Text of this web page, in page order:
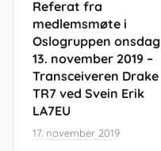
Referat fra
medlemsmøte i
Oslogruppen onsdag
13. november 2019 –
Transceiveren Drake
TR7 ved Svein Erik
LA7EU
17. november 2019